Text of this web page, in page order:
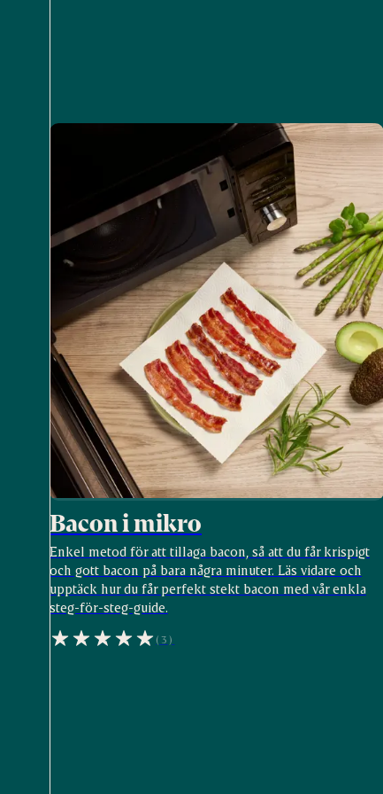
Bacon i mikro
Enkel metod för att tillaga bacon, så att du får krispigt
och gott bacon på bara några minuter. Läs vidare och
upptäck hur du får perfekt stekt bacon med vår enkla
steg-för-steg-guide.
(3)